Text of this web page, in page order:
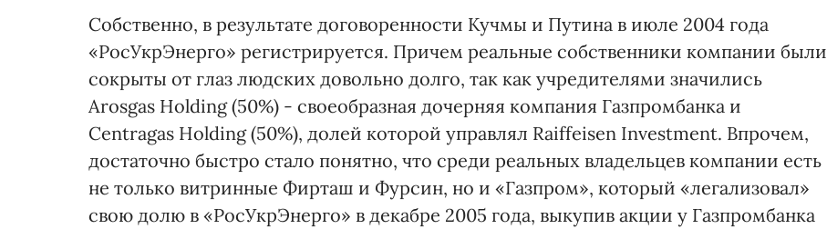
Собственно, в результате договоренности Кучмы и Путина в июле 2004 года
«РосУкрЭнерго» регистрируется. Причем реальные собственники компании были
сокрыты от глаз людских довольно долго, так как учредителями значились
Arosgas Holding (50%) - своеобразная дочерняя компания Газпромбанка и
Centragas Holding (50%), долей которой управлял Raiffeisen Investment. Впрочем,
достаточно быстро стало понятно, что среди реальных владельцев компании есть
не только витринные Фирташ и Фурсин, но и «Газпром», который «легализовал»
свою долю в «РосУкрЭнерго» в декабре 2005 года, выкупив акции у Газпромбанка